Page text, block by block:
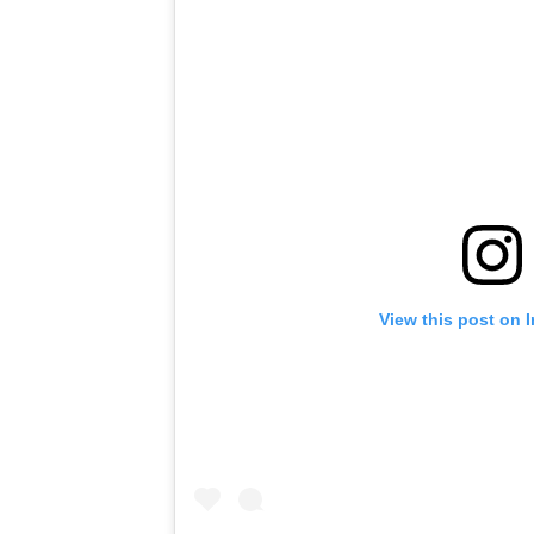
View this post on